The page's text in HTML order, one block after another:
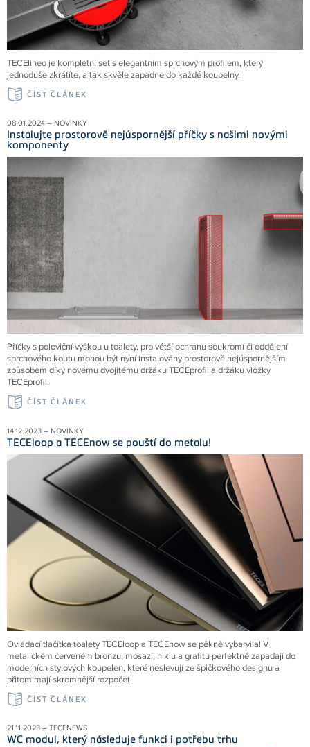
TECElineo je kompletní set s elegantním sprchovým profilem, který
jednoduše zkrátíte, a tak skvěle zapadne do každé koupelny.
ČÍST ČLÁNEK
08.01.2024 – NOVINKY
Instalujte prostorově nejúspornější příčky s našimi novými
komponenty
Příčky s poloviční výškou u toalety, pro větší ochranu soukromí či oddělení
sprchového koutu mohou být nyní instalovány prostorově nejúspornějším
způsobem díky novému dvojitému držáku TECEprofil a držáku vložky
TECEprofil.
ČÍST ČLÁNEK
14.12.2023 – NOVINKY
TECEloop a TECEnow se pouští do metalu!
Ovládací tlačítka toalety TECEloop a TECEnow se pěkně vybarvila! V
metalickém červeném bronzu, mosazi, niklu a grafitu perfektně zapadají do
moderních stylových koupelen, které neslevují ze špičkového designu a
přitom mají skromnější rozpočet.
ČÍST ČLÁNEK
21.11.2023 – TECENEWS
WC modul, který následuje funkci i potřebu trhu